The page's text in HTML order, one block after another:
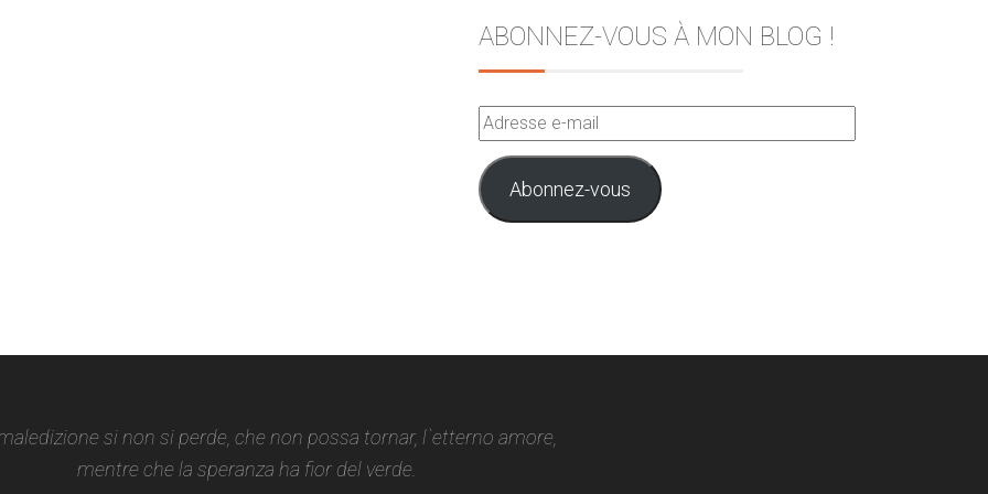
ABONNEZ-VOUS À MON BLOG !
Adresse
e-
mail
Abonnez-vous
si non si perde, che non possa tornar, l`etterno amore,
mentre che la speranza ha fior del verde.